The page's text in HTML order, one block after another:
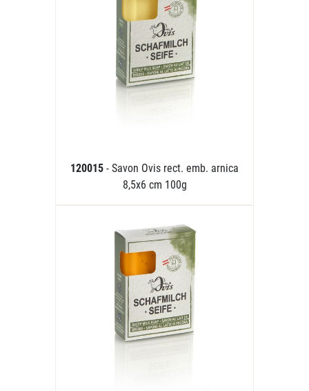
120015 - Savon Ovis rect. emb. arnica
8,5x6 cm 100g